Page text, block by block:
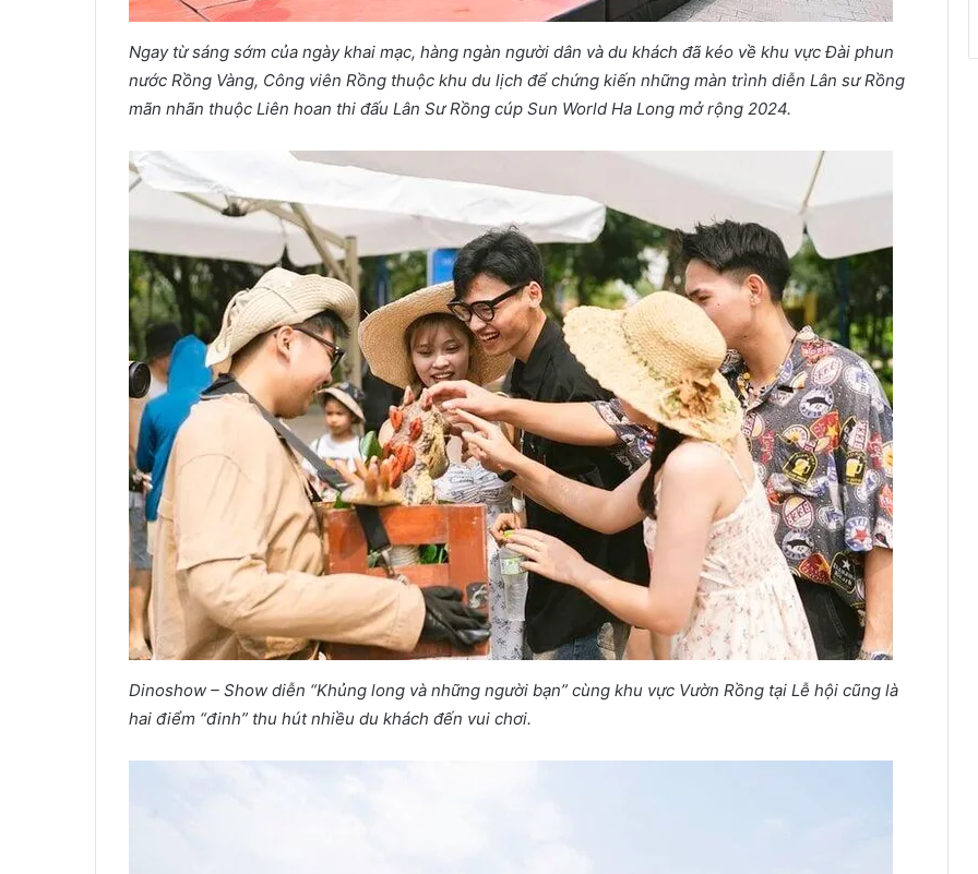
Ngay từ sáng sớm của ngày khai mạc, hàng ngàn người dân và du khách đã kéo về khu vực Đài phun
nước Rồng Vàng, Công viên Rồng thuộc khu du lịch để chứng kiến những màn trình diễn Lân sư Rồng
mãn nhãn thuộc Liên hoan thi đấu Lân Sư Rồng cúp Sun World Ha Long mở rộng 2024.
Dinoshow – Show diễn “Khủng long và những người bạn” cùng khu vực Vườn Rồng tại Lễ hội cũng là
hai điểm “đinh” thu hút nhiều du khách đến vui chơi.